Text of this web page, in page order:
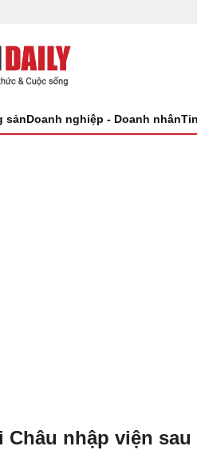
sảnDoanh nghiệp - Doanh nhân
nhập viện sau